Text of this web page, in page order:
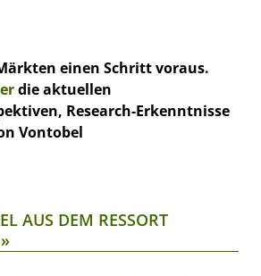
einen Schritt voraus.
die aktuellen
Research-Erkenntnisse
Vontobel
AUS DEM RESSORT